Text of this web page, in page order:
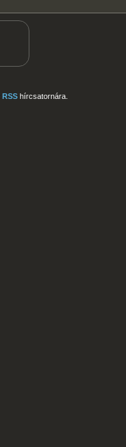
RSS hírcsatornára.